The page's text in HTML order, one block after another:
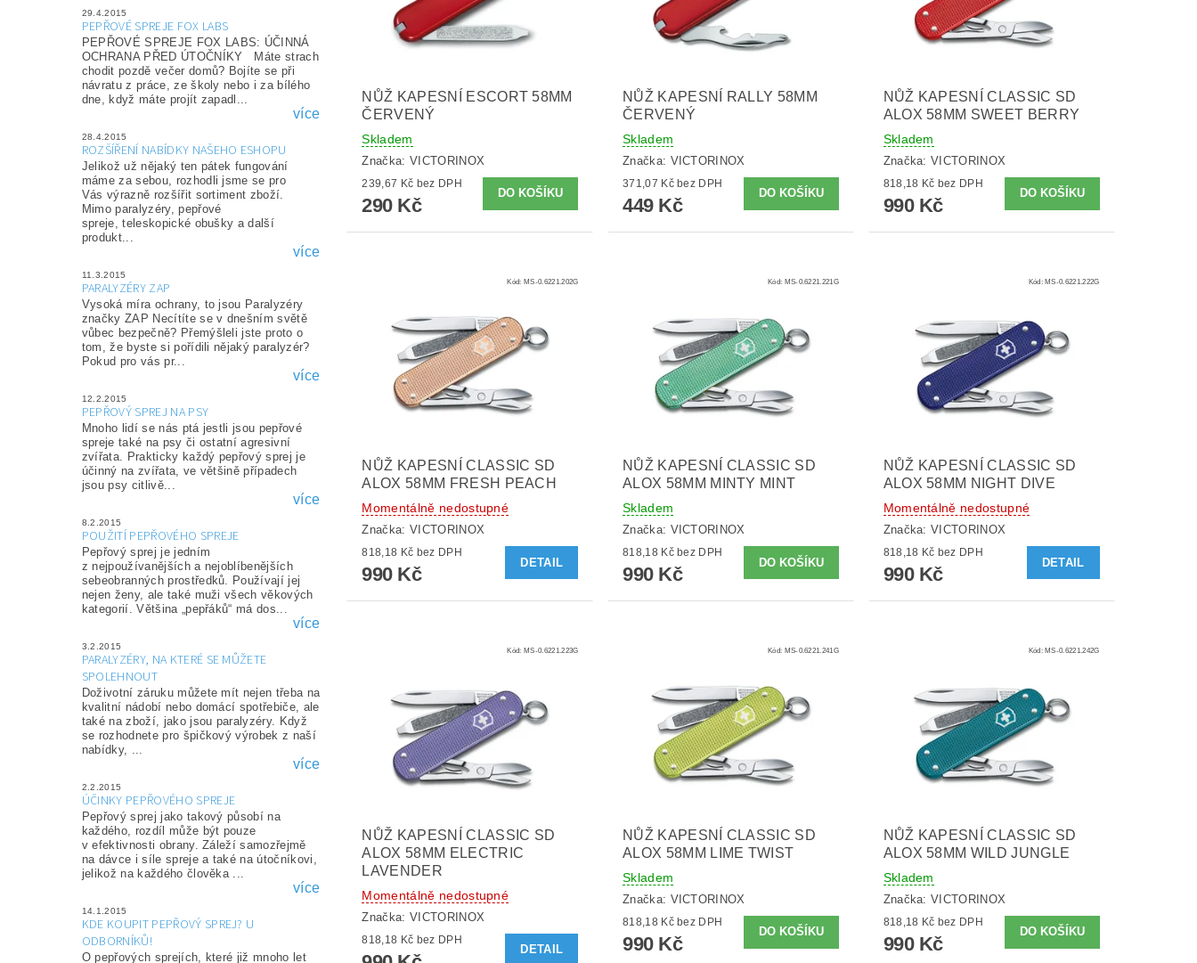
29.4.2015
PEPŘOVÉ SPREJE FOX LABS
PEPŘOVÉ SPREJE FOX LABS: ÚČINNÁ
OCHRANA PŘED ÚTOČNÍKY Máte strach
chodit pozdě večer domů? Bojíte se při
návratu z práce, ze školy nebo i za bílého
dne, když máte projít zapadl...
více
28.4.2015
ROZŠÍŘENÍ NABÍDKY NAŠEHO ESHOPU
Jelikož už nějaký ten pátek fungování
máme za sebou, rozhodli jsme se pro
Vás výrazně rozšířit sortiment zboží.
Mimo paralyzéry, pepřové
spreje, teleskopické obušky a další
produkt...
více
11.3.2015
PARALYZÉRY ZAP
Vysoká míra ochrany, to jsou Paralyzéry
značky ZAP Necítíte se v dnešním světě
vůbec bezpečně? Přemýšleli jste proto o
tom, že byste si pořídili nějaký paralyzér?
Pokud pro vás pr...
více
12.2.2015
PEPŘOVÝ SPREJ NA PSY
Mnoho lidí se nás ptá jestli jsou pepřové
spreje také na psy či ostatní agresivní
zvířata. Prakticky každý pepřový sprej je
účinný na zvířata, ve většině případech
jsou psy citlivě...
více
8.2.2015
POUŽITÍ PEPŘOVÉHO SPREJE
Pepřový sprej je jedním
z nejpoužívanějších a nejoblíbenějších
sebeobranných prostředků. Používají jej
nejen ženy, ale také muži všech věkových
kategorií. Většina „pepřáků“ má dos...
více
3.2.2015
PARALYZÉRY, NA KTERÉ SE MŮŽETE
SPOLEHNOUT
Doživotní záruku můžete mít nejen třeba na
kvalitní nádobí nebo domácí spotřebiče, ale
také na zboží, jako jsou paralyzéry. Když
se rozhodnete pro špičkový výrobek z naší
nabídky, ...
více
2.2.2015
ÚČINKY PEPŘOVÉHO SPREJE
Pepřový sprej jako takový působí na
každého, rozdíl může být pouze
v efektivnosti obrany. Záleží samozřejmě
na dávce i síle spreje a také na útočníkovi,
jelikož na každého člověka ...
více
14.1.2015
KDE KOUPIT PEPŘOVÝ SPREJ? U
ODBORNÍKŮ!
O pepřových sprejích, které již mnoho let
NŮŽ KAPESNÍ ESCORT 58MM
ČERVENÝ
Skladem
Značka: VICTORINOX
239,67 Kč bez DPH
290 Kč
NŮŽ KAPESNÍ RALLY 58MM
ČERVENÝ
Skladem
Značka: VICTORINOX
371,07 Kč bez DPH
449 Kč
NŮŽ KAPESNÍ CLASSIC SD
ALOX 58MM SWEET BERRY
Skladem
Značka:VICTORINOX
818,18 Kč bez DPH
990 Kč
Kód: MS-0.6221.202G
NŮŽ KAPESNÍ CLASSIC SD
ALOX 58MM FRESH PEACH
Momentálně nedostupné
Značka: VICTORINOX
818,18 Kč bez DPH
990 Kč
DETAIL
Kód: MS-0.6221.221G
NŮŽ KAPESNÍ CLASSIC SD
ALOX 58MM MINTY MINT
Skladem
Značka: VICTORINOX
818,18 Kč bez DPH
990 Kč
Kód:MS-0.6221.222G
NŮŽ KAPESNÍ CLASSIC SD
ALOX 58MM NIGHT DIVE
Momentálně nedostupné
Značka:VICTORINOX
818,18 Kč bez DPH
990 Kč
DETAIL
Kód: MS-0.6221.223G
NŮŽ KAPESNÍ CLASSIC SD
ALOX 58MM ELECTRIC
LAVENDER
Momentálně nedostupné
Značka: VICTORINOX
818,18 Kč bez DPH
DETAIL
Kód: MS-0.6221.241G
NŮŽ KAPESNÍ CLASSIC SD
ALOX 58MM LIME TWIST
Skladem
Značka: VICTORINOX
818,18 Kč bez DPH
990 Kč
Kód:MS-0.6221.242G
NŮŽ KAPESNÍ CLASSIC SD
ALOX 58MM WILD JUNGLE
Skladem
Značka:VICTORINOX
818,18 Kč bez DPH
990 Kč